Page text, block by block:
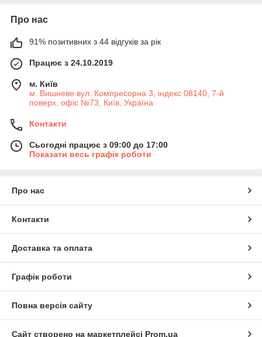
Про нас
91% позитивних з 44 відгуків за рік
Працює з 24.10.2019
м. Київ
м. Вишневе вул. Компресорна 3, індекс 08140, 7-й
поверх, офіс №73, Київ, Україна
Контакти
Сьогодні працює з 09:00 до 17:00
Показати весь графік роботи
Про нас
Контакти
Доставка та оплата
Графік роботи
Повна версія сайту
Сайт створено на маркетплейсі Prom.ua